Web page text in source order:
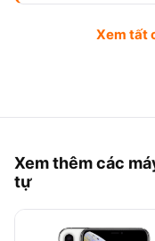
Xem tất
Xem thêm các
tự